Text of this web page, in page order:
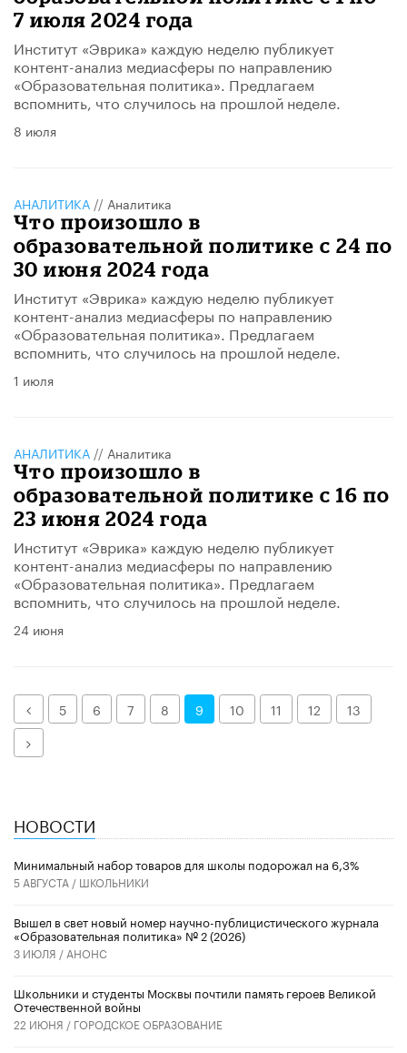
7 июля 2024 года
Институт «Эврика» каждую неделю публикует
контент-анализ медиасферы по направлению
«Образовательная политика». Предлагаем
вспомнить, что случилось на прошлой неделе.
8 июля
АНАЛИТИКА // Аналитика
Что произошло в
образовательной политике с 24 по
30 июня 2024 года
Институт «Эврика» каждую неделю публикует
контент-анализ медиасферы по направлению
«Образовательная политика». Предлагаем
вспомнить, что случилось на прошлой неделе.
1 июля
АНАЛИТИКА // Аналитика
Что произошло в
образовательной политике с 16 по
23 июня 2024 года
Институт «Эврика» каждую неделю публикует
контент-анализ медиасферы по направлению
«Образовательная политика». Предлагаем
вспомнить, что случилось на прошлой неделе.
24 июня
Назад
5 6 7 8 9 10 11 12
13
Далее
НОВОСТИ
Минимальный набор товаров для школы подорожал на 6,3%
5 АВГУСТА / ШКОЛЬНИКИ
Вышел в свет новый номер научно-публицистического журнала
«Образовательная политика» № 2 (2026)
3 ИЮЛЯ / АНОНС
Школьники и студенты Москвы почтили память героев Великой
Отечественной войны
22 ИЮНЯ / ГОРОДСКОЕ ОБРАЗОВАНИЕ